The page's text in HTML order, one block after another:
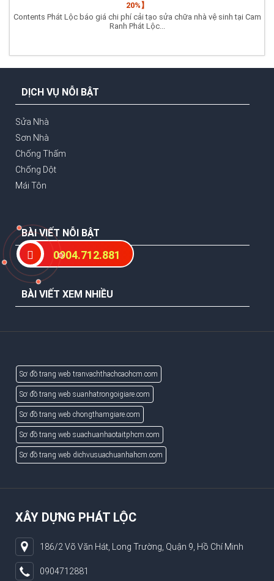
20%】
Contents Phát Lộc báo giá chi phí cải tạo sửa chữa nhà vệ sinh tại Cam
Ranh Phát Lộc...
DỊCH VỤ NỖI BẬT
Sửa Nhà
Sơn Nhà
Chống Thấm
Chống Dột
Mái Tôn
BÀI VIẾT NỖI BẬT
BÀI VIẾT XEM NHIỀU
Sơ đồ trang web tranvachthachcaohcm.com
Sơ đồ trang web suanhatrongoigiare.com
Sơ đồ trang web chongthamgiare.com
Sơ đồ trang web suachuanhaotaitphcm.com
Sơ đồ trang web dichvusuachuanhahcm.com
XÂY DỰNG PHÁT LỘC
186/2 Võ Văn Hát, Long Trường, Quận 9, Hồ Chí Minh
0904712881
0904.712.881